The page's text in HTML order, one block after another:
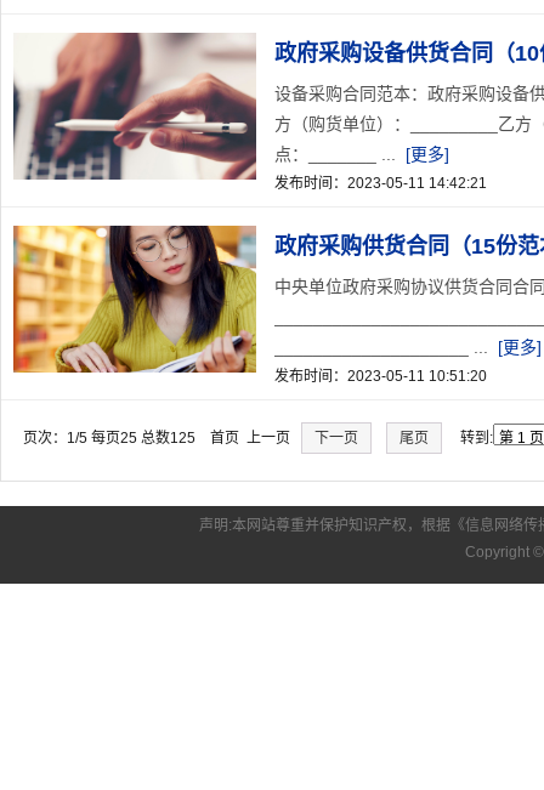
政府采购设备供货合同（
设备采购合同范本：政府采购设备
方（购货单位）：_________乙方
点：_______ ...
[更多]
发布时间：2023-05-11 14:42:21
政府采购供货合同（15份范
中央单位政府采购协议供货合同合
[更多]
发布时间：2023-05-11 10:51:20
页次：1/5 每页25 总数125 首页 上一页 下一页 尾页 转到:
声明:本网站尊重并保护知识产权，根据《信息网络
Copyright